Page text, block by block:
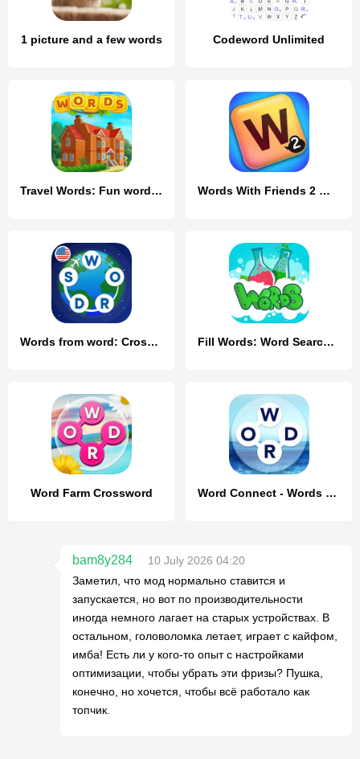
1 picture and a few words Codeword Unlimited
Travel Words: Fun word games Words With Friends 2 Word Game
Words from word: Crosswords Fill Words: Word Search Puzzle
Word Farm Crossword Word Connect - Words of Nature
bam8y284
10 July 2026 04:20
Заметил, что мод нормально ставится и
запускается, но вот по производительности
иногда немного лагает на старых устройствах. В
остальном, головоломка летает, играет с кайфом,
имба! Есть ли у кого-то опыт с настройками
оптимизации, чтобы убрать эти фризы? Пушка,
конечно, но хочется, чтобы всё работало как
топчик.